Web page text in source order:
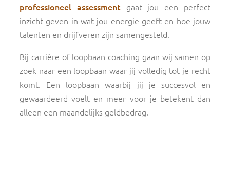
professioneel assessmentgaat jou een perfect
inzicht geven in wat jou energie geeft en hoe jouw
talenten en drijfveren zijn samengesteld.
Bij carrière of loopbaan coaching gaan wij samen op
zoek naar een loopbaan waar jij volledig tot je recht
komt. Een loopbaan waarbij jij je succesvol en
gewaardeerd voelt en meer voor je betekent dan
alleen een maandelijks geldbedrag.